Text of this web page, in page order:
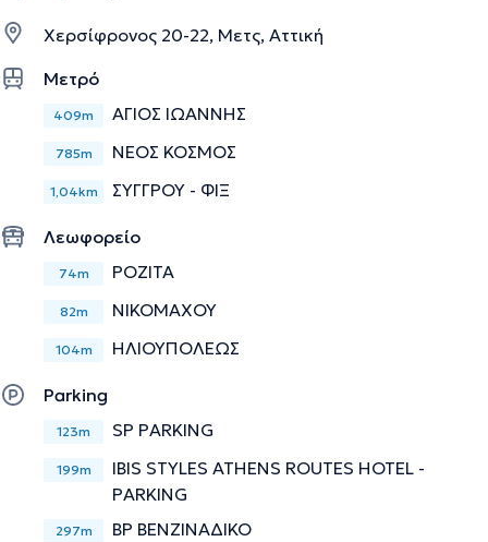
Χερσίφρονος 20-22, Μετς, Αττική
Μετρό
409m ΑΓΙΟΣ ΙΩΑΝΝΗΣ
785m ΝΕΟΣ ΚΟΣΜΟΣ
1,04km ΣΥΓΓΡΟΥ - ΦΙΞ
Λεωφορείο
74m ΡΟΖΙΤΑ
82m ΝΙΚΟΜΑΧΟΥ
104m ΗΛΙΟΥΠΟΛΕΩΣ
Parking
123m SP PARKING
199m
IBIS STYLES ATHENS ROUTES HOTEL -
PARKING
297m BP ΒΕΝΖΙΝΑΔΙΚΟ